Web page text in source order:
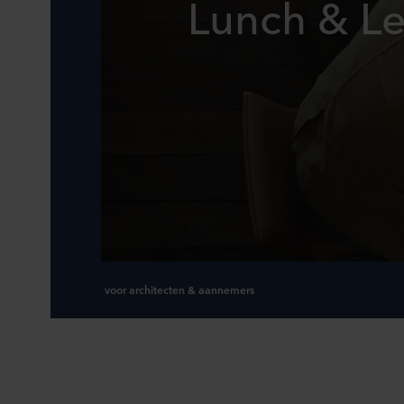
Lunch &
voor architecten & aannemers